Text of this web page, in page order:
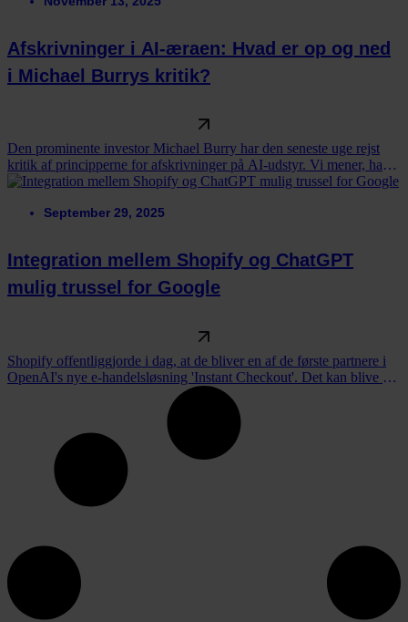
Afskrivninger i AI-æraen: Hvad er op og ned
i Michael Burrys kritik?
Den prominente investor Michael Burry har den seneste uge rejst
kritik af principperne for afskrivninger på AI-udstyr. Vi mener, han
overser tre ting.
September 29, 2025
Integration mellem Shopify og ChatGPT
mulig trussel for Google
Shopify offentliggjorde i dag, at de bliver en af de første partnere i
OpenAI's nye e-handelsløsning 'Instant Checkout'. Det kan blive en